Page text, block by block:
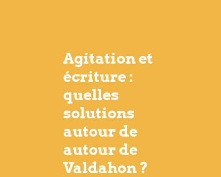
Agitation et
écriture :
quelles
solutions
autour de
autour de
Valdahon ?